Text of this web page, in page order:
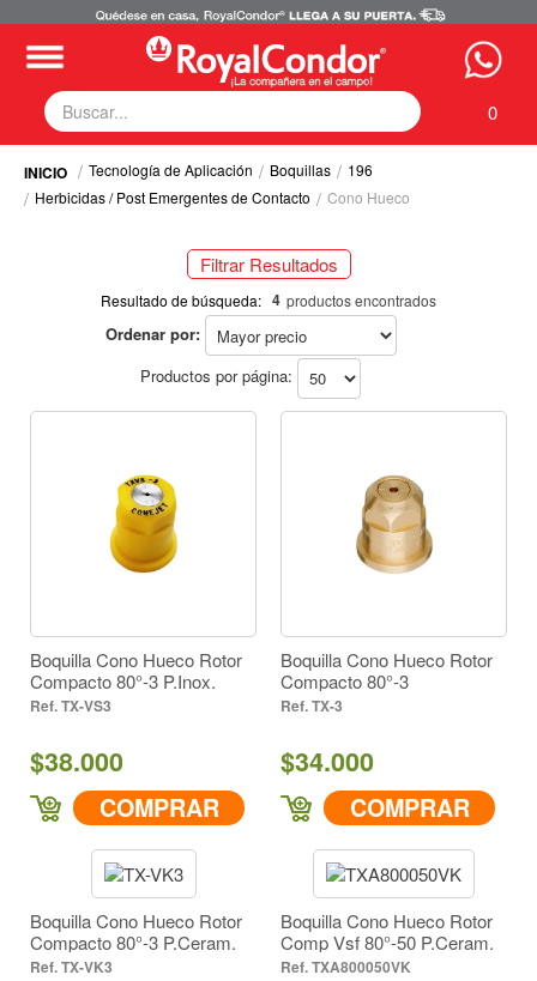
0
Fumigadoras
Equipos Motorizados
Respuestos y Accesorios
Tecnología de Aplicación
Zona Pecuaria
Zona Veterianaria
Tecnología de Aplicación Boquillas
196
Herbicidas / Post Emergentes de Contacto
Cono Hueco
Selecciona tus filtros
Todos (4)
Inserto en Cerámica (2)
Latón (1)
Amarillo (2)
Amarillo Metalico (1)
Lila (1)
80° (4)
TECNOLOGÍA DE APLICACIÓN
Boquillas (4)
Producto a Aplicar / Modo de Acción
Todos (4)
Inserto en Cerámica (2)
Latón (1)
Cono Hueco
Color
Amarillo (2)
Amarillo Metalico (1)
Lila (1)
Ángulo
Filtrar Resultados
Resultado de búsqueda: 4 productos encontrados
Ordenar por:
Productos por página:
Boquilla Cono Hueco Rotor
Compacto 80°-3 P.Inox.
TX-VS3
$38.000
COMPRAR
Boquilla Cono Hueco Rotor
Compacto 80°-3
TX-3
$34.000
COMPRAR
Boquilla Cono Hueco Rotor
Compacto 80°-3 P.Ceram.
TX-VK3
Boquilla Cono Hueco Rotor
Comp Vsf 80°-50 P.Ceram.
TXA800050VK